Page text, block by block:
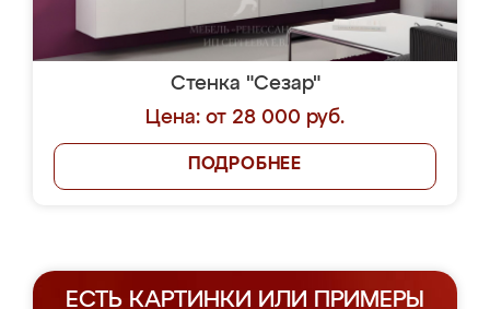
Стенка "Сезар"
Цена: от 28 000 руб.
ПОДРОБНЕЕ
ЕСТЬ КАРТИНКИ ИЛИ ПРИМЕРЫ